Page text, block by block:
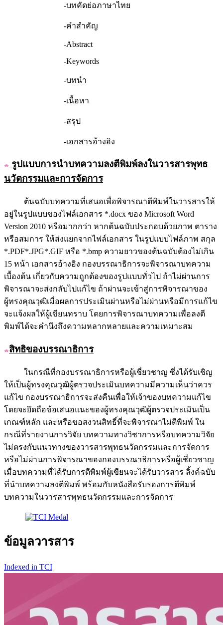
-บทคัดย่อภาษาไทย
-คำสำคัญ
-Abstract
-Keywords
-บทนำ
-เนื้อหา
-สรุป
-เอกสารอ้างอิง
รูปแบบการนำบทความลงตีพิมพ์ลงในวารสารพุทธ
นวัตกรรมและการจัดการ
ต้นฉบับบทความที่เสนอเพื่อพิจารณาตีพิมพ์ในวารสารให้
อยู่ในรูปแบบของไฟล์เอกสาร *.docx ของ Microsoft Word
Version 2010 หรือมากกว่า หากต้นฉบับประกอบด้วยภาพ ตาราง
หรือสมการ ให้ส่งแยกจากไฟล์เอกสาร ในรูปแบบไฟล์ภาพ สกุล
*.PDF*.JPG*.GIF หรือ *.bmp ความยาวของต้นฉบับต้องไม่เกิน
15 หน้า เอกสารอ้างอิง กองบรรณาธิการจะพิจารณาบทความ
เบื้องต้น เกี่ยวกับความถูกต้องของรูปแบบทั่วไป ถ้าไม่ผ่านการ
พิจารณาจะส่งกลับไปแก้ไข ถ้าผ่านจะเข้าสู่การพิจารณาของ
ผู้ทรงคุณวุฒิเมื่อผลการประเมินผ่านหรือไม่ผ่านหรือมีการแก้ไข
จะแจ้งผลให้ผู้เขียนทราบ โดยการพิจารณาบทความเพื่อลงตี
พิมพ์ได้จะคำนึงถึงความหลากหลายและความเหมาะสม
สิทธิของบรรณาธิการ
ในกรณีที่กองบรรณาธิการหรือผู้เชี่ยวชาญ ซึ่งได้รับเชิญ
ให้เป็นผู้ทรงคุณวุฒิผู้ตรวจประเมินบทความมีความเห็นว่าควร
แก้ไข กองบรรณาธิการจะส่งคืนเพื่อให้เจ้าของบทความแก้ไข
โดยจะยึดถือข้อเสนอแนะของผู้ทรงคุณวุฒิผู้ตรวจประเมินเป็น
เกณฑ์หลัก และหรือขอสงวนสิทธิ์ที่จะพิจารณาไม่ตีพิมพ์ ใน
กรณีที่รายงานการวิจัย บทความทางวิชาการหรือบทความวิจัย
ไม่ตรงกับแนวทางของวารสารพุทธนวัตกรรมและการจัดการ
หรือไม่ผ่านการพิจารณาของกองบรรณาธิการหรือผู้เชี่ยวชาญ
เมื่อบทความที่ได้รับการตีพิมพ์ผู้เขียนจะได้รับวารสาร ลิ้งค์ฉบับ
ที่นำบทความลงตีพิมพ์ พร้อมกับหนังสือรับรองการตีพิมพ์
บทความในวารสารพุทธนวัตกรรมและการจัดการ
ข้อมูลวารสาร
Indexed in TCI